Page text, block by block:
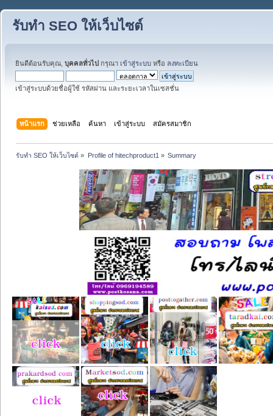
รับทำ SEO ให้เว็บไซต์
ยินดีต้อนรับคุณ, บุคคลทั่วไป กรุณา เข้าสู่ระบบ หรือ ลงทะเบียน
เข้าสู่ระบบด้วยชื่อผู้ใช้ รหัสผ่าน และระยะเวลาในเซสชั่น
หน้าแรก ช่วยเหลือ ค้นหา เข้าสู่ระบบ สมัครสมาชิก
รับทำ SEO ให้เว็บไซต์ » Profile of hitechproduct1 » Summary